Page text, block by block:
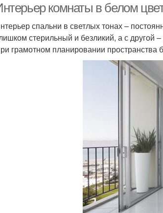
комнаты в белом
спальни в светлых тонах –
стерильный и безликий, а с другой
грамотном планировании пространства